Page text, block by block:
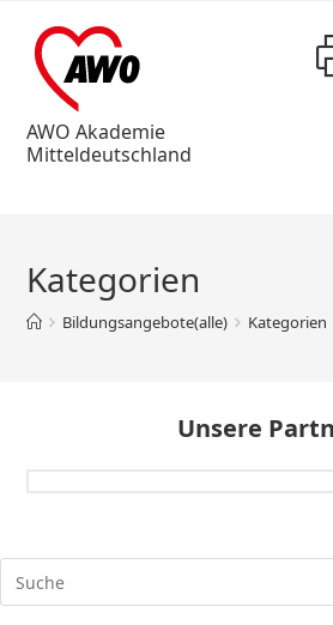
AWO Akademie
Mitteldeutschland
Kategorien
Bildungsangebote(alle) Kategorien
Unsere